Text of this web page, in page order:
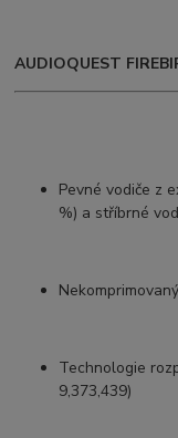
AUDIOQUEST
Pevné vodiče z
%) a stříbrné
Technologie
9,373,439)